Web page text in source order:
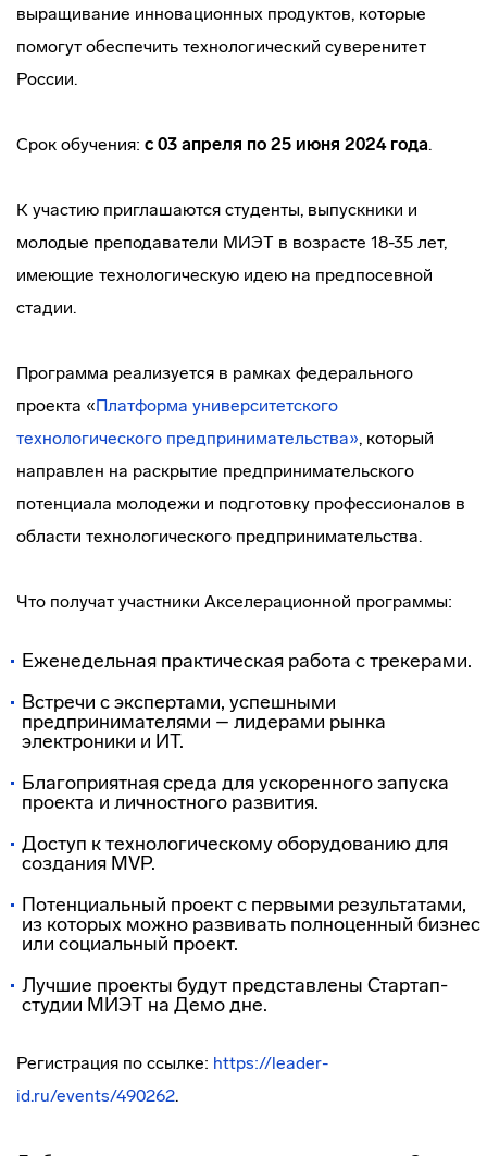
выращивание инновационных продуктов, которые
помогут обеспечить технологический суверенитет
России.
Срок обучения: с 03 апреля по 25 июня 2024 года.
К участию приглашаются студенты, выпускники и
молодые преподаватели МИЭТ в возрасте 18-35 лет,
имеющие технологическую идею на предпосевной
стадии.
Программа реализуется в рамках федерального
проекта «Платформа университетского
технологического предпринимательства», который
направлен на раскрытие предпринимательского
потенциала молодежи и подготовку профессионалов в
области технологического предпринимательства.
Что получат участники Акселерационной программы:
Еженедельная практическая работа с трекерами.
Встречи с экспертами, успешными
предпринимателями – лидерами рынка
электроники и ИТ.
Благоприятная среда для ускоренного запуска
проекта и личностного развития.
Доступ к технологическому оборудованию для
создания MVP.
Потенциальный проект с первыми результатами,
из которых можно развивать полноценный бизнес
или социальный проект.
Лучшие проекты будут представлены Стартап-
студии МИЭТ на Демо дне.
Регистрация по ссылке: https://leader-
id.ru/events/490262.